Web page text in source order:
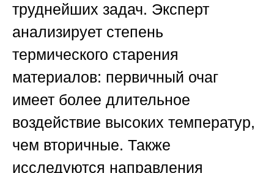
труднейших задач. Эксперт
анализирует степень
термического старения
материалов: первичный очаг
имеет более длительное
воздействие высоких температур,
чем вторичные. Также
исследуются направления